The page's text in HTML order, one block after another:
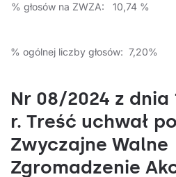
% głosów na ZWZA: 10,74 %
% ogólnej liczby głosów: 7,20%
Nr 08/2024 z dnia
r. Treść uchwał
Zwyczajne Walne
Zgromadzenie